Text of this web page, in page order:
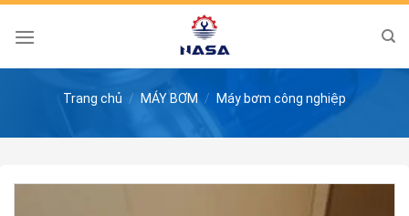
Skip
Trang chủ / MÁY BƠM / Máy bơm công nghiệp